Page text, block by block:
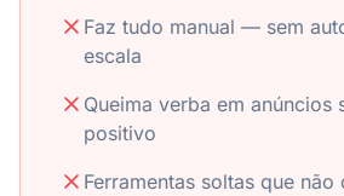
Faz tudo manual — sem
escala
Queima verba em anúncios
positivo
Ferramentas soltas que não